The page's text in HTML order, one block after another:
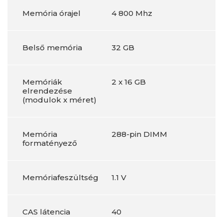
Memória órajel 4 800 Mhz
Belső memória 32 GB
Memóriák
elrendezése
(modulok x méret)
2 x 16 GB
Memória
formatényező
288-pin DIMM
Memóriafeszültség 1.1 V
CAS látencia 40